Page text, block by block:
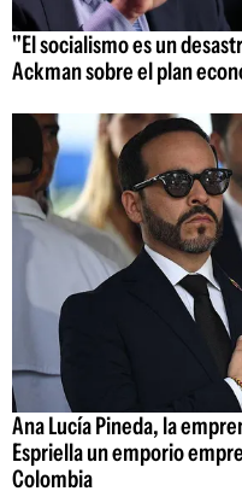
"El socialismo es un
Ackman sobre el plan
Ana Lucía Pineda, la
Espriella un emporio
Colombia